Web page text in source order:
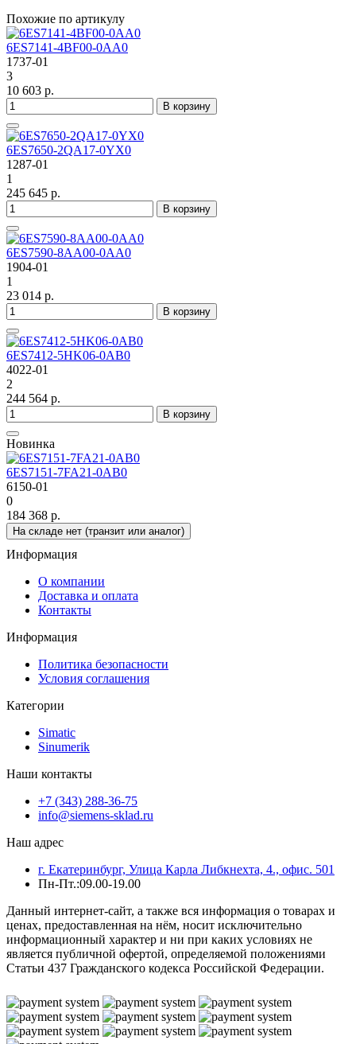
Похожие по артикулу
6ES7141-4BF00-0AA0
1737-01
3
10 603 р.
В корзину
6ES7650-2QA17-0YX0
1287-01
1
245 645 р.
В корзину
6ES7590-8AA00-0AA0
1904-01
1
23 014 р.
В корзину
6ES7412-5HK06-0AB0
4022-01
2
244 564 р.
В корзину
Новинка
6ES7151-7FA21-0AB0
6150-01
0
184 368 р.
На складе нет (транзит или аналог)
Информация
О компании
Доставка и оплата
Контакты
Информация
Политика безопасности
Условия соглашения
Категории
Simatic
Sinumerik
Наши контакты
+7 (343) 288-36-75
info@siemens-sklad.ru
Наш адрес
г. Екатеринбург, Улица Карла Либкнехта, 4., офис. 501
Пн-Пт.:09.00-19.00
Данный интернет-сайт, а также вся информация о товарах и
ценах, предоставленная на нём, носит исключительно
информационный характер и ни при каких условиях не
является публичной офертой, определяемой положениями
Статьи 437 Гражданского кодекса Российской Федерации.